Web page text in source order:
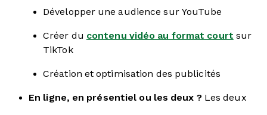
Développer une audience sur YouTube
Créer du contenu vidéo au format court sur
TikTok
Création et optimisation des publicités
En ligne, en présentiel ou les deux ?Les deux